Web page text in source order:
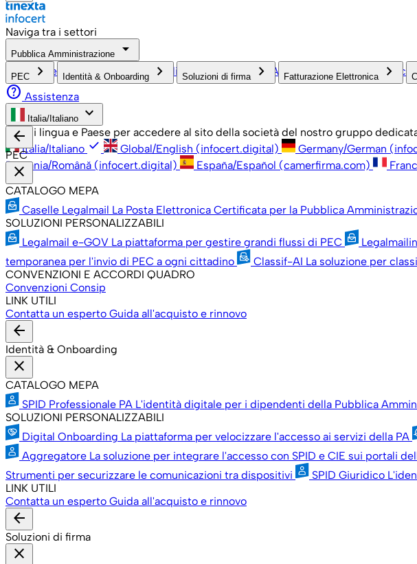
Naviga tra i settori
Pubblica Amministrazione arrow_drop_down
PMI, Professionisti e Privati Grandi Aziende Pubblica Amministrazione
PEC keyboard_arrow_right Identità & Onboarding keyboard_arrow_right Soluzioni di firma keyboard_arrow_right Fatturazione Elettronica keyboard_arrow_right
help Assistenza
Italia/Italiano keyboard_arrow_down
Scegli lingua e Paese per accedere al sito della società del nostro gruppo
Italia/Italiano check Global/English (infocert.digital) Germany/German
România/Română (infocert.digital)
España/Español (camerfirma.com)
arrow_back
PEC
close
CATALOGO MEPA
Caselle Legalmail La Posta Elettronica Certificata per la Pubblica
SOLUZIONI PERSONALIZZABILI
Legalmail e-GOV La piattaforma per gestire grandi flussi di PEC
temporanea per l'invio di PEC a ogni cittadino
Classif-AI La soluzione per
CONVENZIONI E ACCORDI QUADRO
Convenzioni Consip
LINK UTILI
Contatta un esperto Guida all'acquisto e rinnovo
arrow_back
Identità & Onboarding
close
CATALOGO MEPA
SPID Professionale PA L'identità digitale per i dipendenti della Pubblica
SOLUZIONI PERSONALIZZABILI
Digital Onboarding La piattaforma per velocizzare l'accesso ai servizi della PA
Aggregatore La soluzione per integrare l'accesso con SPID e CIE sui portali
Strumenti per securizzare le comunicazioni tra dispositivi
SPID Giuridico
LINK UTILI
Contatta un esperto Guida all'acquisto e rinnovo
arrow_back
Soluzioni di firma
close